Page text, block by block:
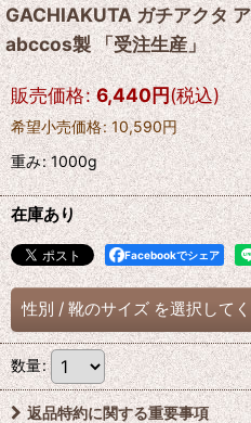
GACHIAKUTA ガチアクタ
abccos製 「受注生産」
販売価格: 6,440円(税込)
希望小売価格: 10,590円
重み:1000g
在庫あり
Facebookでシェア
性別 / 靴のサイズ を選択して
数量:
返品特約に関する重要事項